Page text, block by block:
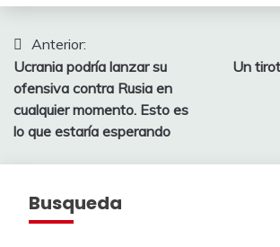
Navegación
de
entradas
Anterior:
Ucrania podría lanzar su
ofensiva contra Rusia en
cualquier momento. Esto es
lo que estaría esperando
Un
Busqueda